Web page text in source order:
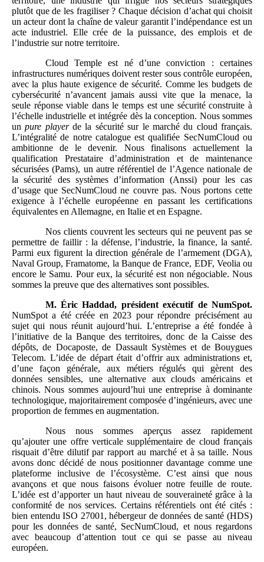
plutôt que de les fragiliser ? Chaque décision d’achat qui choisit
un acteur dont la chaîne de valeur garantit l’indépendance est un
acte industriel. Elle crée de la puissance, des emplois et de
l’industrie sur notre territoire.
Cloud Temple est né d’une conviction : certaines
infrastructures numériques doivent rester sous contrôle européen,
avec la plus haute exigence de sécurité. Comme les budgets de
cybersécurité n’avancent jamais aussi vite que la menace, la
seule réponse viable dans le temps est une sécurité construite à
l’échelle industrielle et intégrée dès la conception. Nous sommes
unpure playerde la sécurité sur le marché du cloud français.
L’intégralité de notre catalogue est qualifiée SecNumCloud ou
ambitionne de le devenir. Nous finalisons actuellement la
qualification Prestataire d’administration et de maintenance
sécurisées (Pams), un autre référentiel de l’Agence nationale de
la sécurité des systèmes d’information (Anssi) pour les cas
d’usage que SecNumCloud ne couvre pas. Nous portons cette
exigence à l’échelle européenne en passant les certifications
équivalentes en Allemagne, en Italie et en Espagne.
Nos clients couvrent les secteurs qui ne peuvent pas se
permettre de faillir : la défense, l’industrie, la finance, la santé.
Parmi eux figurent la direction générale de l’armement (DGA),
Naval Group, Framatome, la Banque de France, EDF, Veolia ou
encore le Samu. Pour eux, la sécurité est non négociable. Nous
sommes la preuve que des alternatives sont possibles.
M. Éric Haddad, président exécutif de NumSpot.
NumSpot a été créée en 2023 pour répondre précisément au
sujet qui nous réunit aujourd’hui. L’entreprise a été fondée à
l’initiative de la Banque des territoires, donc de la Caisse des
dépôts, de Docaposte, de Dassault Systèmes et de Bouygues
Telecom. L’idée de départ était d’offrir aux administrations et,
d’une façon générale, aux métiers régulés qui gèrent des
données sensibles, une alternative aux clouds américains et
chinois. Nous sommes aujourd’hui une entreprise à dominante
technologique, majoritairement composée d’ingénieurs, avec une
proportion de femmes en augmentation.
Nous nous sommes aperçus assez rapidement
qu’ajouter une offre verticale supplémentaire de cloud français
risquait d’être dilutif par rapport au marché et à sa taille. Nous
avons donc décidé de nous positionner davantage comme une
plateforme inclusive de l’écosystème. C’est ainsi que nous
avançons et que nous faisons évoluer notre feuille de route.
L’idée est d’apporter un haut niveau de souveraineté grâce à la
conformité de nos services. Certains référentiels ont été cités :
bien entendu ISO 27001, hébergeur de données de santé (HDS)
pour les données de santé, SecNumCloud, et nous regardons
avec beaucoup d’attention tout ce qui se passe au niveau
européen.